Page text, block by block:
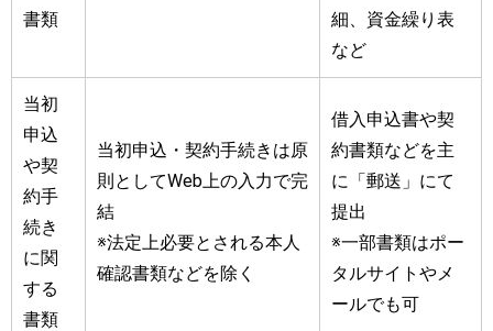
書類
細、資金繰り表
など
当初
申込
や契
約手
続き
に関
する
書類
当初申込・契約手続きは原
則としてWeb上の入力で完
結
※法定上必要とされる本人
確認書類などを除く
借入申込書や契
約書類などを主
に「郵送」にて
提出
※一部書類はポー
タルサイトやメ
ールでも可